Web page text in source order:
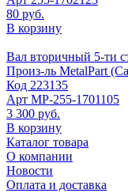
80 руб.
В корзину
Вал вторичный 5-ти
Произ-ль MetalPart
Код 223135
Арт МР-255-1701105
3 300 руб.
В корзину
Каталог товара
О компании
Новости
Оплата и доставка